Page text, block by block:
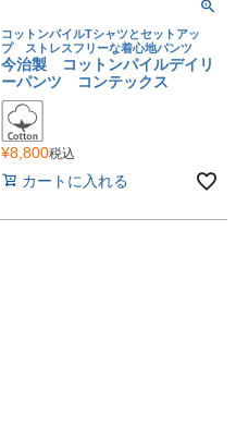
コットンパイルTシャツとセットアッ
プ ストレスフリーな着心地パンツ
今治製 コットンパイルデイリ
ーパンツ コンテックス
¥8,800税込
カートに入れる